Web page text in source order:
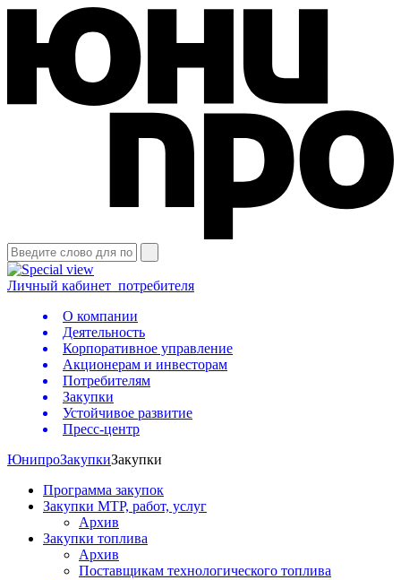
Личный кабинет потребителя
О компании
Деятельность
Корпоративное управление
Акционерам и инвесторам
Потребителям
Закупки
Устойчивое развитие
Пресс-центр
ЮнипроЗакупкиЗакупки
Программа закупок
Закупки МТР, работ, услуг
Архив
Закупки топлива
Архив
Поставщикам технологического топлива